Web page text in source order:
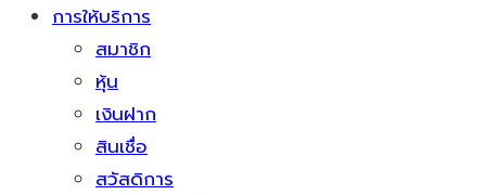
การให้บริการ
สมาชิก
หุ้น
เงินฝาก
สินเชื่อ
สวัสดิการ